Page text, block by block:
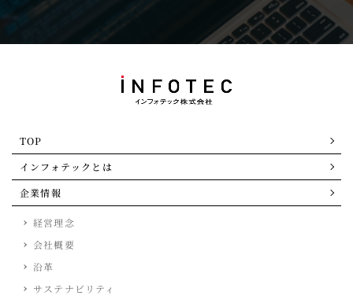
TOP
インフォテックとは
企業情報
経営理念
会社概要
沿革
サステナビリティ